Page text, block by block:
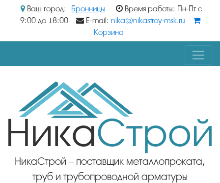
Ваш город: Бронницы
Время работы: Пн-Пт с
9:00 до 18:00
E-mail: nika@nikastroy-msk.ru
Корзина
НикаСтрой – поставщик металлопроката,
труб и трубопроводной арматуры